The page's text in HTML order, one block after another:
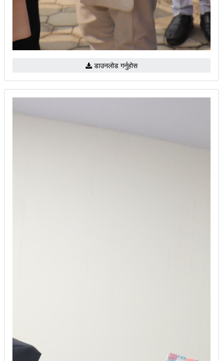
डाउनलोड गर्नुहोस